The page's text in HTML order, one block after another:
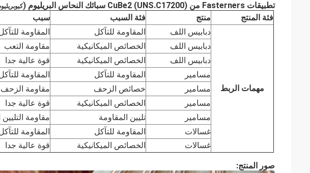
تطبيقات Fasterners من CuBe2 (UNS.C17200) سبائك النحاس البريليوم (
فئة المنتج منتج فئة السبب سبب
مهمات الربط
دبابيس اللف المقاومة للتآكل
المقاومة
دبابيس اللف
الخصائص الميكانيكية
مقاومة التعب
دبابيس اللف
الخصائص الميكانيكية
قوة عالية جدا
مسامير
المقاومة للتآكل
المقاومة
مسامير
خصائص الزحف
مقاومة الزحف
مسامير
الخصائص الميكانيكية
قوة عالية جدا
مسامير
تليين المقاومة
مقاومة
غسالات
المقاومة للتآكل
المقاومة
غسالات
الخصائص الميكانيكية قوة عالية جدا
صور المنتج: